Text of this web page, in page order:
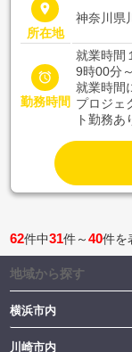
place
所在地
神奈川県

勤務時間
就業時間１
9時00分
就業時間
プロジェ
ト勤務あ
62件中31件～40件を
地域から探す
横浜市内
川崎市内